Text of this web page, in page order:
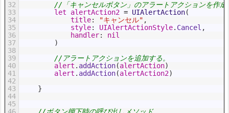
32
33
34
35
36
37
38
39
40
41
42
43
44
45
//「キャンセルボタン」のアラートアクションを作成
let
alertAction2 = UIAlertAction(
title: "キャンセル" ,
style: UIAlertActionStyle. Cancel ,
handler:
nil
)
//アラートアクションを追加する。
alert . addAction(alertAction)
alert . addAction(alertAction2)
}